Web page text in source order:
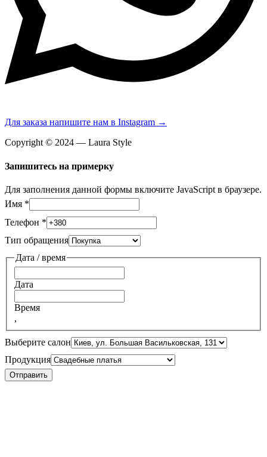
Для заказа напишите нам в Instagram →
Copyright © 2024 — Laura Style
Запишитесь на примерку
Для заполнения данной формы включите JavaScript в браузере.
Имя *
Телефон *
Тип обращения
Дата / время
Дата
Время
,
Выберите салон
Продукция
Отправить